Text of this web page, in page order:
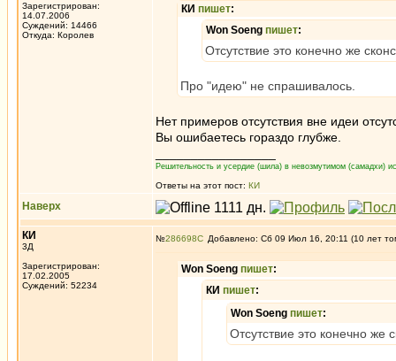
Зарегистрирован:
14.07.2006
Суждений: 14466
Откуда: Королев
КИ пишет:
Won Soeng пишет:
Отсутствие это конечно же
Про "идею" не спрашивалось.
Нет примеров отсутствия вне идеи
Вы ошибаетесь гораздо глубже.
Решительность и усердие (шила) в невозмутимом (самадхи)
Ответы на этот пост: КИ
Наверх
КИ
3Д
Зарегистрирован:
17.02.2005
Суждений: 52234
№286698 Добавлено: Сб 09 Июл 16, 20:11 (10 лет
Won Soeng пишет:
КИ пишет:
Won Soeng пишет:
Отсутствие это конечно же